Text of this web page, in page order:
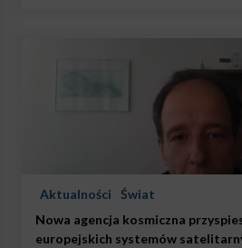
Aktualności
Świat
Nowa agencja kosmiczna
europejskich systemów